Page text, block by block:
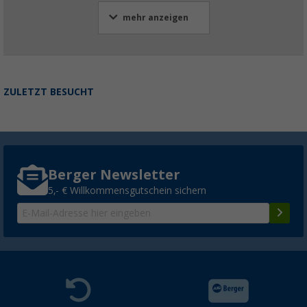
mehr anzeigen
ZULETZT BESUCHT
Berger Newsletter
5,- € Willkommensgutschein sichern